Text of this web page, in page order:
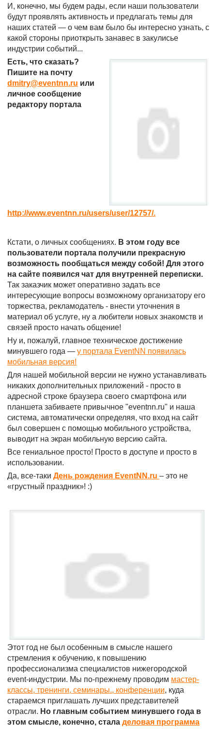
И, конечно, мы будем рады, если наши пользователи
будут проявлять активность и предлагать темы для
наших статей — о чем вам было бы интересно узнать, с
какой стороны приоткрыть занавес в закулисье
индустрии событий...
Есть, что сказать?
Пишите на почту
dmitry@eventnn.ru или
личное сообщение
редактору портала
http://www.eventnn.ru/users/user/12757/.
Кстати, о личных сообщениях. В этом году все
пользователи портала получили прекрасную
возможность пообщаться между собой! Для этого
на сайте появился чат для внутренней переписки.
Так заказчик может оперативно задать все
интересующие вопросы возможному организатору его
торжества, рекламодатель - внести уточнения в
материал об услуге, ну а любители новых знакомств и
связей просто начать общение!
Ну и, пожалуй, главное техническое достижение
минувшего года — у портала EventNN появилась
мобильная версия!
Для нашей мобильной версии не нужно устанавливать
никаких дополнительных приложений - просто в
адресной строке браузера своего смартфона или
планшета забиваете привычное "eventnn.ru" и наша
система, автоматически определяя, что вход на сайт
был совершен с помощью мобильного устройства,
выводит на экран мобильную версию сайта.
Все гениальное просто! Просто в доступе и просто в
использовании.
Да, все-таки День рождения EventNN.ru – это не
«грустный праздник»! :)
Этот год не был особенным в смысле нашего
стремления к обучению, к повышению
профессионализма специалистов нижегородской
event-индустрии. Мы по-прежнему проводим мастер-
классы, тренинги, семинары., конференции, куда
стараемся приглашать лучших представителей
отрасли. Но главным событием минувшего года в
этом смысле, конечно, стала деловая программа